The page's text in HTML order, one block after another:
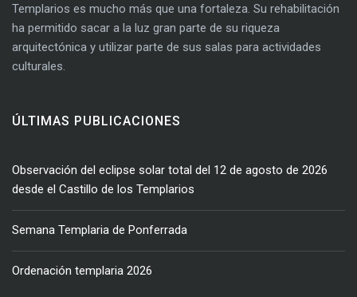
Templarios es mucho más que una fortaleza. Su rehabilitación
ha permitido sacar a la luz gran parte de su riqueza
arquitectónica y utilizar parte de sus salas para actividades
culturales.
ÚLTIMAS PUBLICACIONES
Observación del eclipse solar total del 12 de agosto de 2026
desde el Castillo de los Templarios
Semana Templaria de Ponferrada
Ordenación templaria 2026